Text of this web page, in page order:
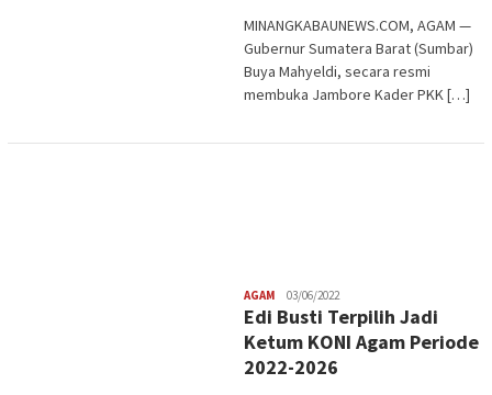
MINANGKABAUNEWS.COM, AGAM —
Gubernur Sumatera Barat (Sumbar)
Buya Mahyeldi, secara resmi
membuka Jambore Kader PKK […]
AGAM Redaksi
03/06/2022
Edi Busti Terpilih Jadi
Ketum KONI Agam Periode
2022-2026